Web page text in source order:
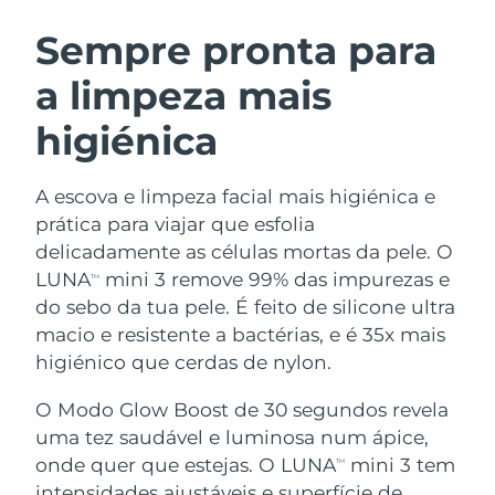
Sempre pronta para
a limpeza mais
higiénica
A escova e limpeza facial mais higiénica e
prática para viajar que esfolia
delicadamente as células mortas da pele. O
LUNATM
mini 3 remove 99% das impurezas e
do sebo da tua pele. É feito de silicone ultra
macio e resistente a bactérias, e é 35x mais
higiénico que cerdas de nylon.
O Modo Glow Boost de 30 segundos revela
uma tez saudável e luminosa num ápice,
onde quer que estejas. O LUNATM
mini 3 tem
Limpeza facial
Anti-aging massage
LUNA™ 4 Plus
Massage, LED heating
For men, anti-aging massage
Microcurrent toning
BEAR™ 2 go
Microcurrent toning on-the-go
Microcurrent line smoothing device
Hidratação
UFO™ 3 kit
Deep facial hydration
UFO™ 3 LED
Near-infrared and red light therapy
device
Cuidado oral
issa™ 4
Hybrid silicone sonic toothbrush
issa™ 4 plus
Smart hybrid silicone sonic toothbrush
TRATAMENTO ANTIENVELHECIMENTO
FAQ™
Antienvelhecimento Tratamentos LED
NEW
Áustria Entrega prevista
Barein Entrega prevista
Bélgica
Bermudas Entrega prevista8/16/26
Bósnia e
Herzegovina
Entrega prevista8/13/26
Brunei Entrega prevista 8/15/26
Bulgária Entrega prevista
Canadá Entrega prevista8/14/26
Chile Entrega prevista8/14/26